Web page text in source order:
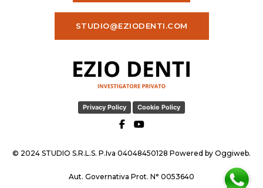
STUDIO@EZIODENTI.COM
Privacy Policy Cookie Policy
© 2024 STUDIO S.R.L.S. P.Iva 04048450128 Powered by Oggiweb.
Aut. Governativa Prot. N° 0053640